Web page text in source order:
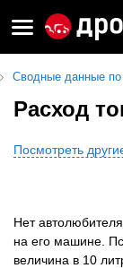
Сводные данные
Расход
Посмотреть
Нет
на его машине.
величина в 10